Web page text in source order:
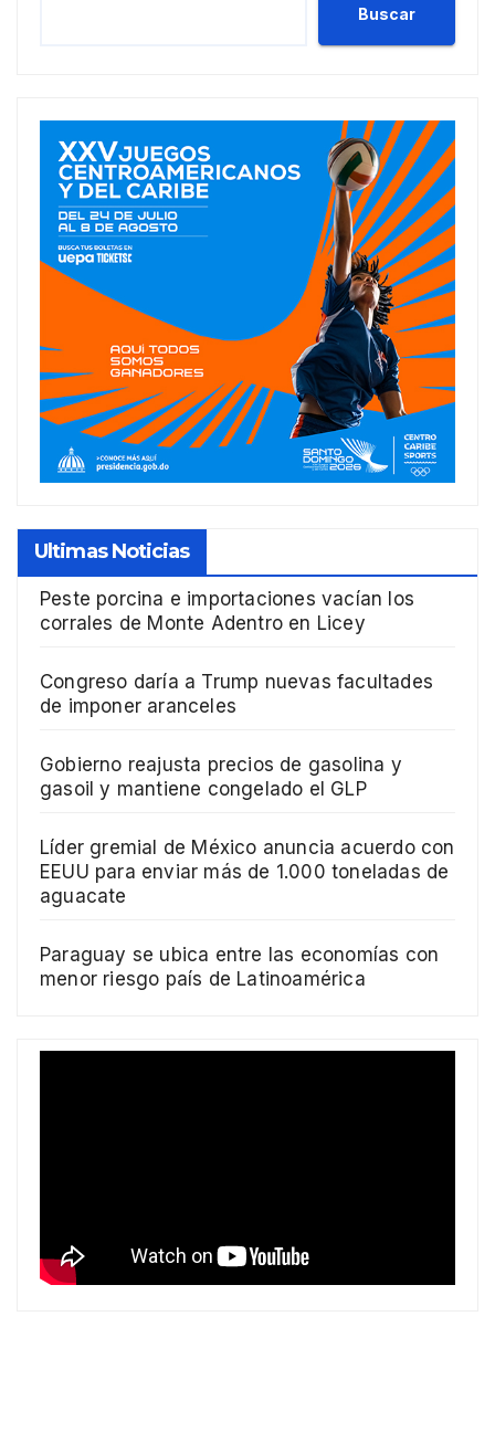
Buscar
Ultimas Noticias
Peste porcina e importaciones vacían los
corrales de Monte Adentro en Licey
Congreso daría a Trump nuevas facultades
de imponer aranceles
Gobierno reajusta precios de gasolina y
gasoil y mantiene congelado el GLP
Líder gremial de México anuncia acuerdo con
EEUU para enviar más de 1.000 toneladas de
aguacate
Paraguay se ubica entre las economías con
menor riesgo país de Latinoamérica